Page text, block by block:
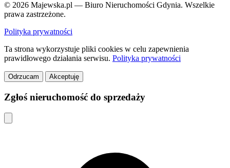
© 2026 Majewska.pl — Biuro Nieruchomości Gdynia. Wszelkie
prawa zastrzeżone.
Polityka prywatności
Ta strona wykorzystuje pliki cookies w celu zapewnienia
prawidłowego działania serwisu. Polityka prywatności
Odrzucam Akceptuję
Zgłoś nieruchomość do sprzedaży